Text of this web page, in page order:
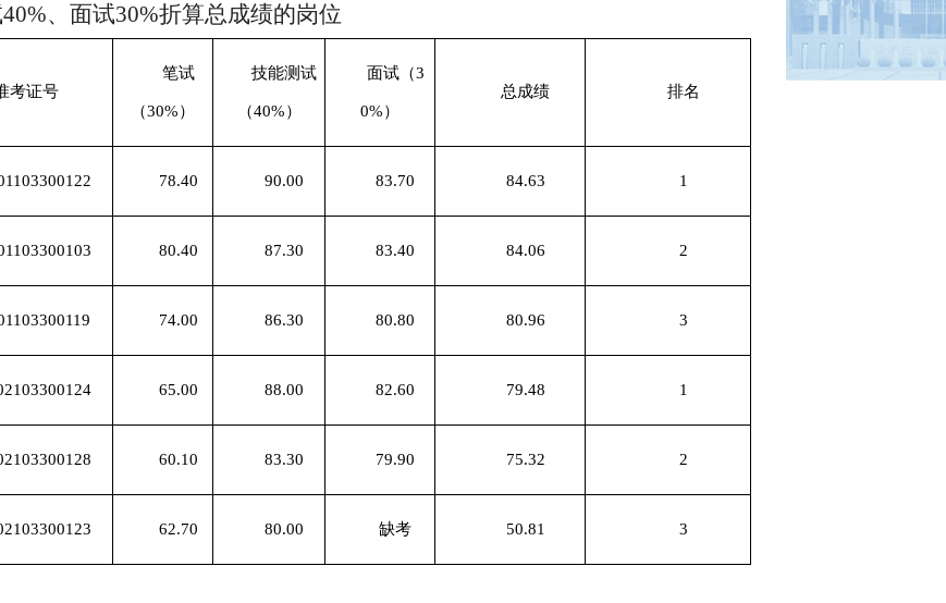
40%、面试30%折算总成绩的岗位
考证号
笔试
（30%）
技能测试
（40%）
面试（3
0%）
总成绩 排名
78.40 90.00 83.70 84.63 1
80.40 87.30 83.40 84.06 2
74.00 86.30 80.80 80.96 3
65.00 88.00 82.60 79.48 1
60.10 83.30 79.90 75.32 2
62.70 80.00 缺考 50.81 3